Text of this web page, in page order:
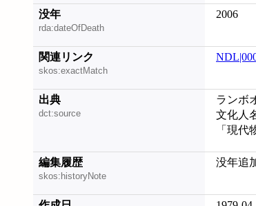
没年
rda:dateOfDeath
2006
関連リンク
skos:exactMatch
出典
dct:source
ランボ
文化人
「現
編集履歴
skos:historyNote
没年追